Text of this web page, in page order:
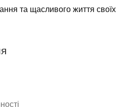
та щасливого життя своїх